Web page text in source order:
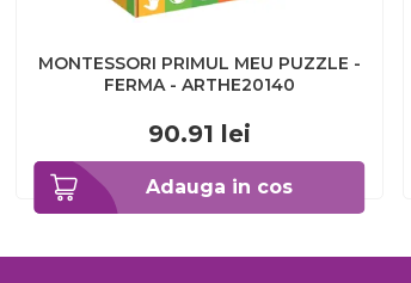
Adauga in cos
MONTESSORI PRIMUL MEU PUZZLE -
FERMA - ARTHE20140
90.91 lei